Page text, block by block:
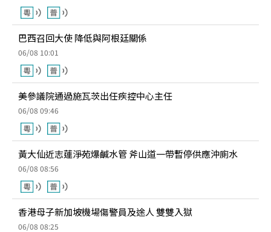
巴西召回大使 降低與阿根廷關係
06/08 10:01
美參議院通過施瓦茨出任疾控中心主任
06/08 09:46
黃大仙近志蓮淨苑爆鹹水管 斧山道一帶暫停供應沖廁水
06/08 08:56
香港母子新加坡機場傷警員及途人 雙雙入獄
06/08 08:25